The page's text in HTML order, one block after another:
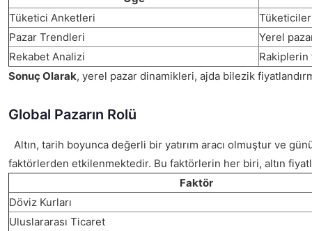
Tüketici Anketleri
Pazar Trendleri
Yerel
Rekabet Analizi
Rakiplerin
Sonuç Olarak, yerel pazar dinamikleri, ajda bilezik
Global Pazarın Rolü
Altın, tarih boyunca değerli bir yatırım aracı olmuştur ve
faktörlerden etkilenmektedir. Bu faktörlerin her biri, altın
Faktör
Döviz Kurları
Uluslararası Ticaret